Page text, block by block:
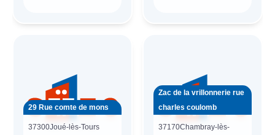
29 Rue comte de mons
37300Joué-lès-Tours
Zac de la vrillonnerie rue
charles coulomb
37170Chambray-lès-